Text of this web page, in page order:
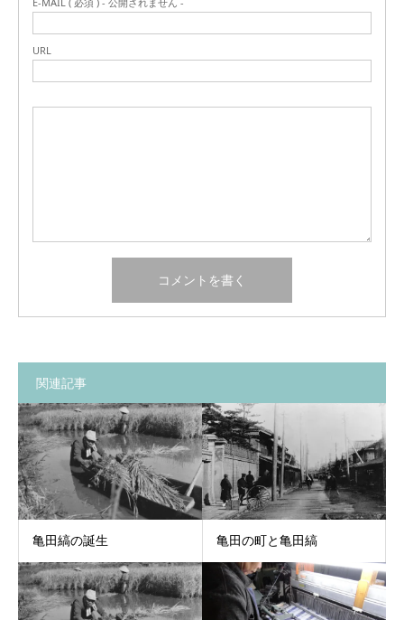
URL
関連記事
亀田縞の誕生 亀田の町と亀田縞